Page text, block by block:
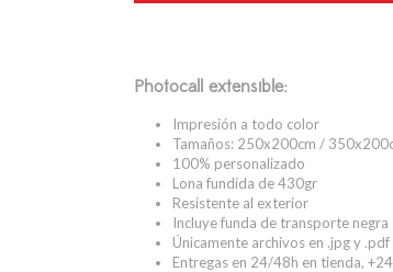
Photocall extensible:
Impresión a todo color
Tamaños: 250x200cm /
100% personalizado
Lona fundida de 430gr
Resistente al exterior
Incluye funda de transporte negra
Únicamente archivos en .jpg y
Entregas en 24/48h en tienda,